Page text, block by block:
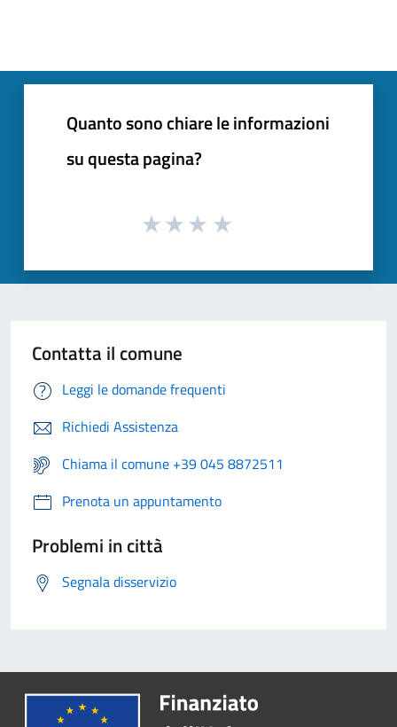
Quanto sono chiare le informazioni
su questa pagina?
Contatta il comune
Leggi le domande frequenti
Richiedi Assistenza
Chiama il comune +39 045 8872511
Prenota un appuntamento
Problemi in città
Segnala disservizio